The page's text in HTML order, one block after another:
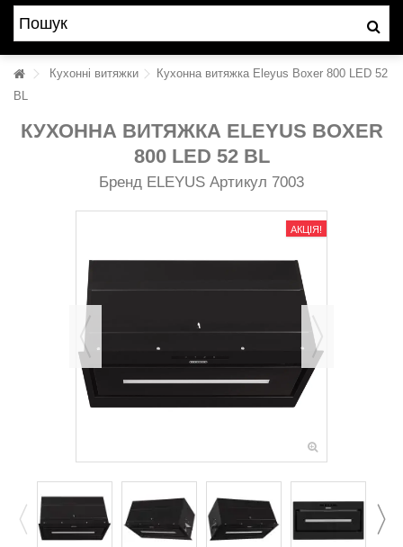
Кухонні витяжки
Кухонна витяжка Eleyus Boxer 800 LED 52
BL
КУХОННА ВИТЯЖКА ELEYUS BOXER
800 LED 52 BL
Бренд ELEYUS Артикул 7003
АКЦІЯ!